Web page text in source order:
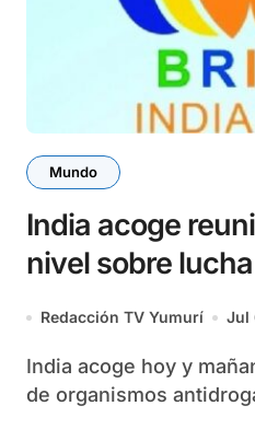
Mundo
India acoge
nivel sobre
Redacción TV Yumurí Jul
India acoge hoy y mañana la reunión de jefes
de organismos